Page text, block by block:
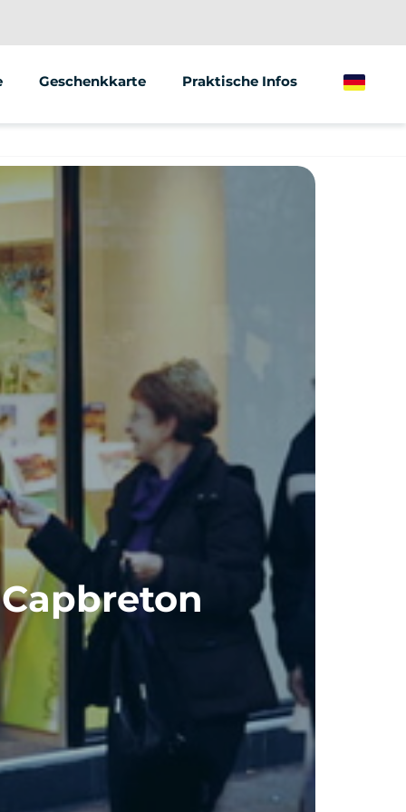
Gruppen
Geschenkkarte Praktische Infos German